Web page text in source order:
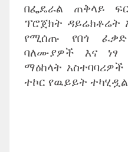
በፌዴራል ጠቅላይ
ፕሮጀክት ዳይሬክቶሬት
የሚሰጡ የበጎ
ባለሙያዎች እና ነፃ
ማዕከላት
ተኮር የዉይይት